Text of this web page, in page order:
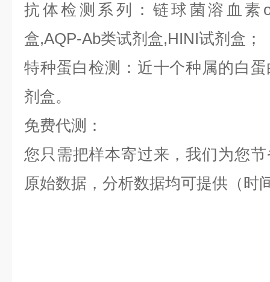
抗体检测系列：链球菌溶血素
盒,AQP-Ab类试剂盒,HINI试剂盒；
特种蛋白检测：近十个种属的白
剂盒。
免费代测：
您只需把样本寄过来，我们为您
原始数据，分析数据均可提供（时